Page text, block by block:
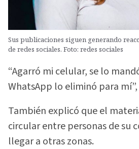
Sus publicaciones siguen generando
de redes sociales. Foto: redes sociales
“Agarró mi celular, se lo
WhatsApp lo eliminó para
También explicó que el
circular entre personas de su
llegar a otras zonas.